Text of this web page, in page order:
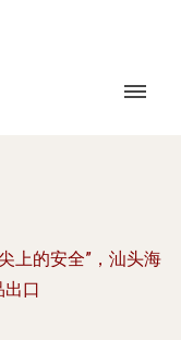
上的安全”，汕头海
口